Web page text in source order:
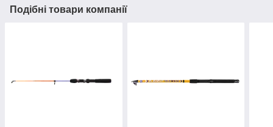
Подібні товари компанії